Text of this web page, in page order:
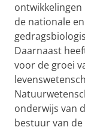
ontwikkelingen
de nationale
Daarnaast
voor de groei
onderwijs van
bestuur van